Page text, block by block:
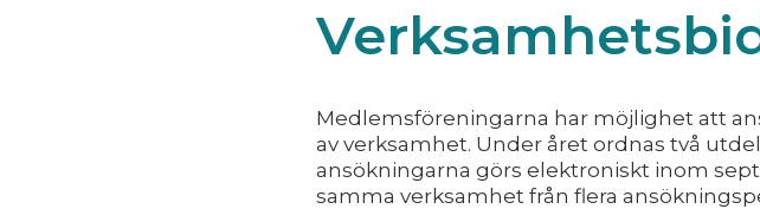
Medlemsföreningarna har möjlighet att
av verksamhet. Under året ordnas två
ansökningarna görs elektroniskt inom
samma verksamhet från flera